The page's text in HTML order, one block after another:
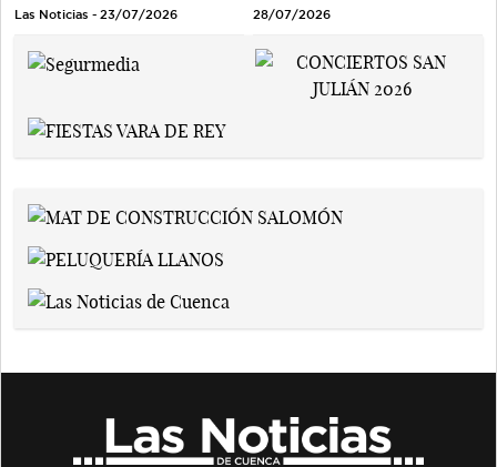
Las Noticias - 23/07/2026
28/07/2026